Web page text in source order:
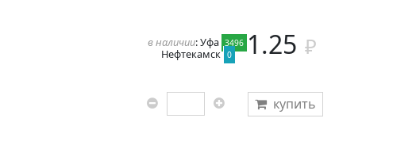
в наличии: Уфа 3496
Нефтекамск 0 1.25
купить